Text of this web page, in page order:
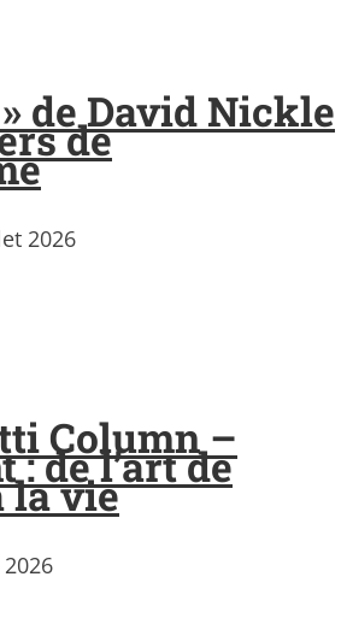
de David Nickle
de
2026
Column –
: de l’art de
la vie